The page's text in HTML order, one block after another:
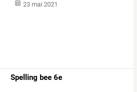
23 mai 2021
Spelling bee 6e